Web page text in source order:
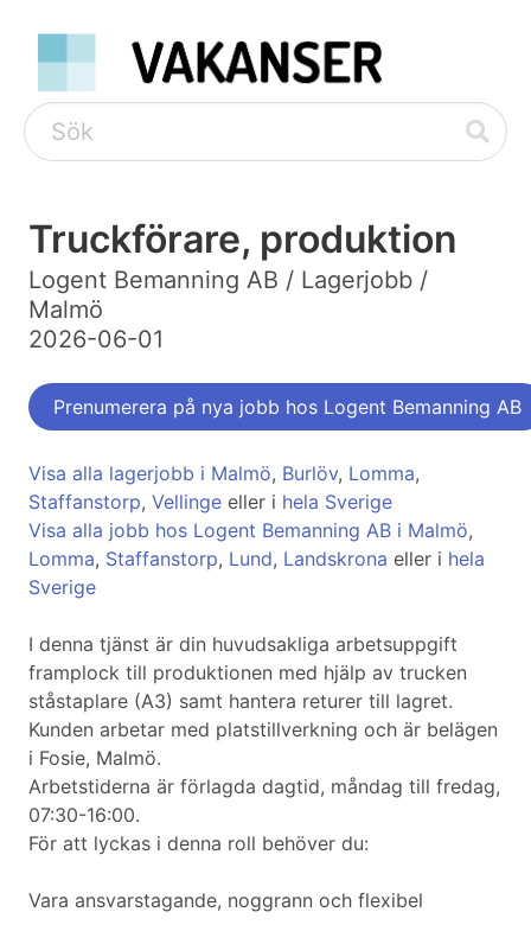
Truckförare, produktion
Logent Bemanning AB / Lagerjobb /
Malmö
2026-06-01
Prenumerera på nya jobb hos Logent Bemanning AB
Visa alla lagerjobb i Malmö, Burlöv, Lomma,
Staffanstorp, Vellinge eller i hela Sverige
Visa alla jobb hos Logent Bemanning AB i Malmö,
Lomma, Staffanstorp, Lund, Landskrona eller i hela
Sverige
I denna tjänst är din huvudsakliga arbetsuppgift
framplock till produktionen med hjälp av trucken
ståstaplare (A3) samt hantera returer till lagret.
Kunden arbetar med platstillverkning och är belägen
i Fosie, Malmö.
Arbetstiderna är förlagda dagtid, måndag till fredag,
07:30-16:00.
För att lyckas i denna roll behöver du:
Vara ansvarstagande, noggrann och flexibel